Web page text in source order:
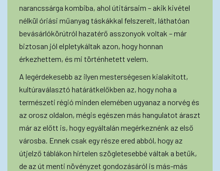
narancssárga kombiba, ahol útitársaim – akik kivétel
nélkül óriási műanyag táskákkal felszerelt, láthatóan
bevásárlókörútról hazatérő asszonyok voltak – már
biztosan jól elpletykáltak azon, hogy honnan
érkezhettem, és mi történhetett velem.
A legérdekesebb az ilyen mesterségesen kialakított,
kultúraválasztó határátkelőkben az, hogy noha a
természeti régió minden elemében ugyanaz a norvég és
az orosz oldalon, mégis egészen más hangulatot áraszt
már az előtt is, hogy egyáltalán megérkeznénk az első
városba. Ennek csak egy része ered abból, hogy az
útjelző táblákon hirtelen szögletesebbé váltak a betűk,
de az út menti növényzet gondozásáról is más-más